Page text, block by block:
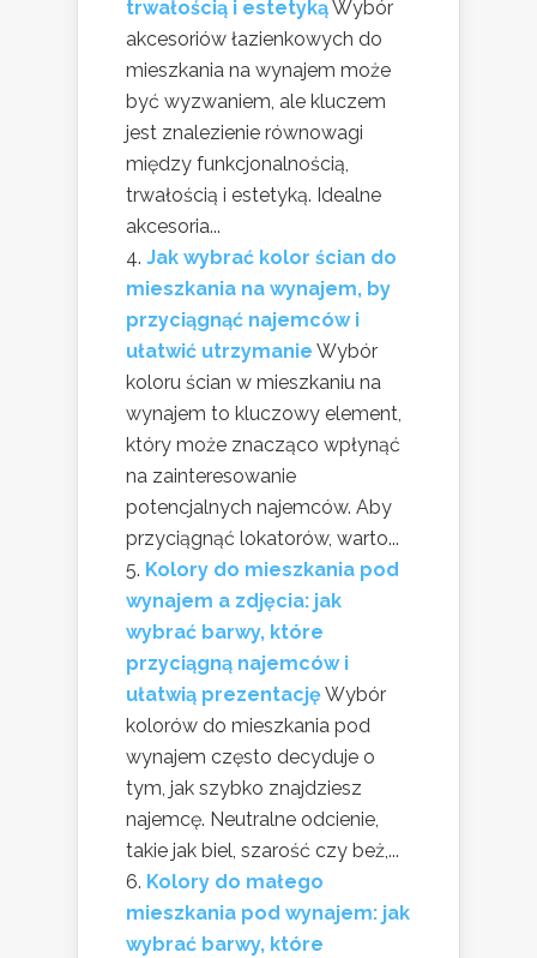
trwałością i estetykąWybór
akcesoriów łazienkowych do
mieszkania na wynajem może
być wyzwaniem, ale kluczem
jest znalezienie równowagi
między funkcjonalnością,
trwałością i estetyką. Idealne
akcesoria...
Jak wybrać kolor ścian do
mieszkania na wynajem, by
przyciągnąć najemców i
ułatwić utrzymanie Wybór
koloru ścian w mieszkaniu na
wynajem to kluczowy element,
który może znacząco wpłynąć
na zainteresowanie
potencjalnych najemców. Aby
przyciągnąć lokatorów, warto...
Kolory do mieszkania pod
wynajem a zdjęcia: jak
wybrać barwy, które
przyciągną najemców i
ułatwią prezentacjęWybór
kolorów do mieszkania pod
wynajem często decyduje o
tym, jak szybko znajdziesz
najemcę. Neutralne odcienie,
takie jak biel, szarość czy beż,...
Kolory do małego
mieszkania pod wynajem: jak
wybrać barwy, które